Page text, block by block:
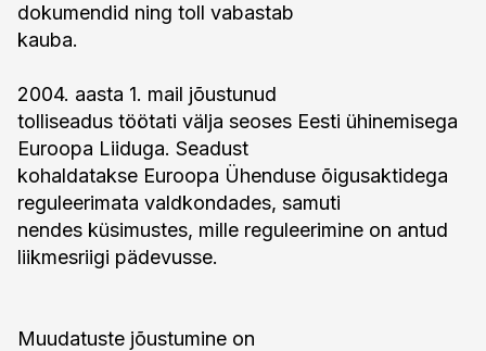
dokumendid ning toll vabastab
kauba.
2004. aasta 1. mail jõustunud
tolliseadus töötati välja seoses Eesti ühinemisega
Euroopa Liiduga. Seadust
kohaldatakse Euroopa Ühenduse õigusaktidega
reguleerimata valdkondades, samuti
nendes küsimustes, mille reguleerimine on antud
liikmesriigi pädevusse.
Muudatuste jõustumine on